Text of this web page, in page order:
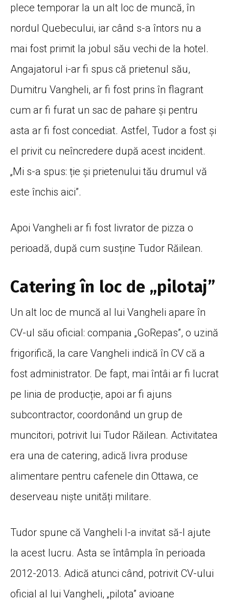
plece temporar la un alt loc de muncă, în
nordul Quebecului, iar când s-a întors nu a
mai fost primit la jobul său vechi de la hotel.
Angajatorul i-ar fi spus că prietenul său,
Dumitru Vangheli, ar fi fost prins în flagrant
cum ar fi furat un sac de pahare și pentru
asta ar fi fost concediat. Astfel, Tudor a fost și
el privit cu neîncredere după acest incident.
„Mi s-a spus: ție și prietenului tău drumul vă
este închis aici”.
Apoi Vangheli ar fi fost livrator de pizza o
perioadă, după cum susține Tudor Răilean.
Catering în loc de „pilotaj”
Un alt loc de muncă al lui Vangheli apare în
CV-ul său oficial: compania „GoRepas”, o uzină
frigorifică, la care Vangheli indică în CV că a
fost administrator. De fapt, mai întâi ar fi lucrat
pe linia de producție, apoi ar fi ajuns
subcontractor, coordonând un grup de
muncitori, potrivit lui Tudor Răilean. Activitatea
era una de catering, adică livra produse
alimentare pentru cafenele din Ottawa, ce
deserveau niște unități militare.
Tudor spune că Vangheli l-a invitat să-l ajute
la acest lucru. Asta se întâmpla în perioada
2012-2013. Adică atunci când, potrivit CV-ului
oficial al lui Vangheli, „pilota” avioane